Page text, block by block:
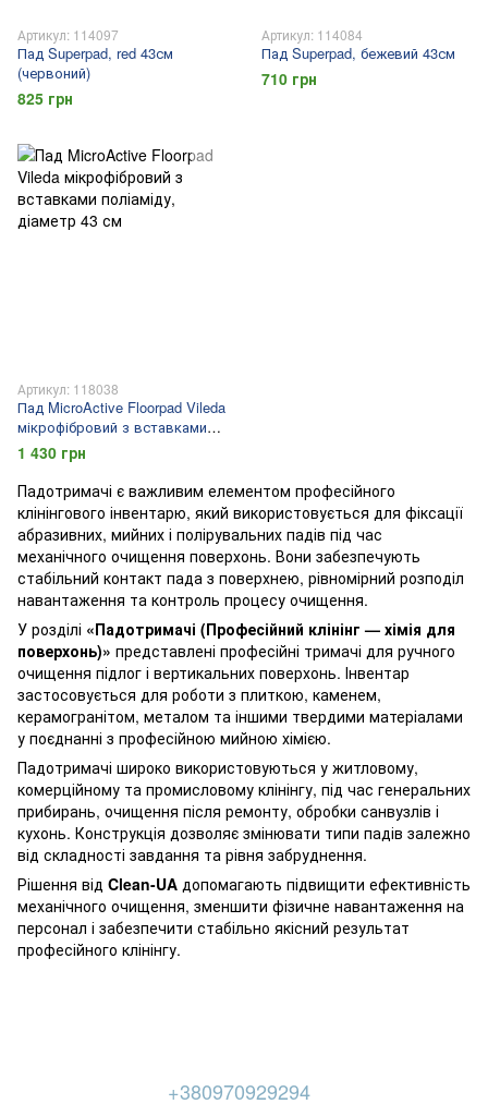
Артикул: 114097
Пад Superpad, red 43см
(червоний)
825 грн
Артикул: 114084
Пад Superpad, бежевий 43см
710 грн
Артикул: 118038
Пад MicroActive Floorpad Vileda
мікрофібровий з вставками
поліаміду, діаметр 43 см
1 430 грн
Падотримачі є важливим елементом професійного
клінінгового інвентарю, який використовується для фіксації
абразивних, мийних і полірувальних падів під час
механічного очищення поверхонь. Вони забезпечують
стабільний контакт пада з поверхнею, рівномірний розподіл
навантаження та контроль процесу очищення.
У розділі «Падотримачі (Професійний клінінг — хімія для
поверхонь)» представлені професійні тримачі для ручного
очищення підлог і вертикальних поверхонь. Інвентар
застосовується для роботи з плиткою, каменем,
керамогранітом, металом та іншими твердими матеріалами
у поєднанні з професійною мийною хімією.
Падотримачі широко використовуються у житловому,
комерційному та промисловому клінінгу, під час генеральних
прибирань, очищення після ремонту, обробки санвузлів і
кухонь. Конструкція дозволяє змінювати типи падів залежно
від складності завдання та рівня забруднення.
Рішення від Clean-UA допомагають підвищити ефективність
механічного очищення, зменшити фізичне навантаження на
персонал і забезпечити стабільно якісний результат
професійного клінінгу.
+380970929294